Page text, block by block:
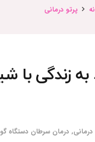
پرتو درمانی
به زندگی
درمانی, درمان سرطان دستگاه